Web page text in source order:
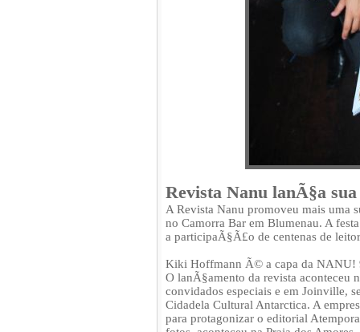
Revista Nanu lanÃ§a
A Revista Nanu promoveu mais uma
no Camorra Bar em Blumenau. A
a participaÃ§Ã£o de centenas de
Kiki Hoffmann Ã© a capa da NANU!
O lanÃ§amento da revista aconteceu
convidados especiais e em Joinville,
Cidadela Cultural Antarctica. A
para protagonizar o editorial